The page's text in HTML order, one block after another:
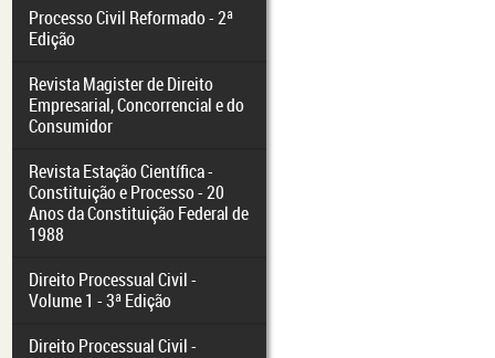
Processo Civil Reformado - 2ª
Edição
Revista Magister de Direito
Empresarial, Concorrencial e do
Consumidor
Revista Estação Científica -
Constituição e Processo - 20
Anos da Constituição Federal de
1988
Direito Processual Civil -
Volume 1 - 3ª Edição
Direito Processual Civil -